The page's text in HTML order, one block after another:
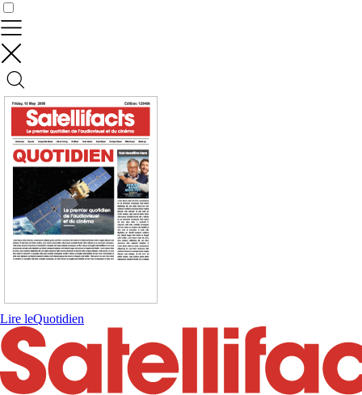
Lire leQuotidien
Contrôler vos données